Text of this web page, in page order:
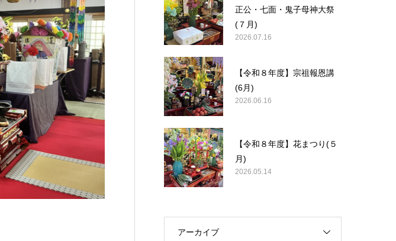
正公・七面・鬼子母神大祭
(７月)
2026.07.16
【令和８年度】宗祖報恩講
(6月)
2026.06.16
【令和８年度】花まつり(５
月)
2026.05.14
アーカイブ